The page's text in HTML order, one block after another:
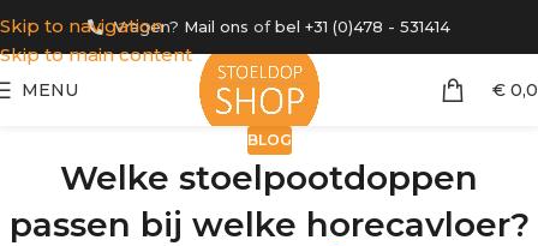
Skip to navigation
Skip to main content
Vragen? Mail ons ofbel +31 (0)478 - 531414
MENU €
BLOG
Welke stoelpootdoppen
passen bij welke horecavloer?